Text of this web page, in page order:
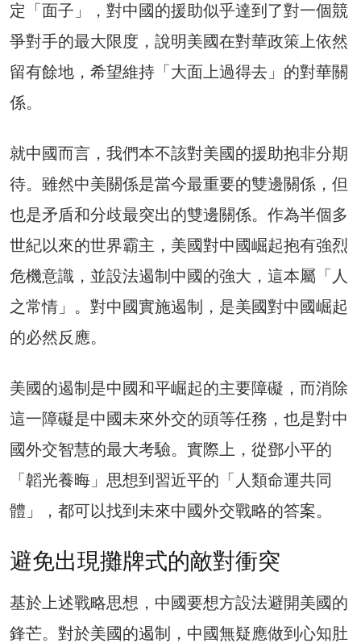
定「面子」，對中國的援助似乎達到了對一個競
爭對手的最大限度，說明美國在對華政策上依然
留有餘地，希望維持「大面上過得去」的對華關
係。
就中國而言，我們本不該對美國的援助抱非分期
待。雖然中美關係是當今最重要的雙邊關係，但
也是矛盾和分歧最突出的雙邊關係。作為半個多
世紀以來的世界霸主，美國對中國崛起抱有強烈
危機意識，並設法遏制中國的強大，這本屬「人
之常情」。對中國實施遏制，是美國對中國崛起
的必然反應。
美國的遏制是中國和平崛起的主要障礙，而消除
這一障礙是中國未來外交的頭等任務，也是對中
國外交智慧的最大考驗。實際上，從鄧小平的
「韜光養晦」思想到習近平的「人類命運共同
體」，都可以找到未來中國外交戰略的答案。
避免出現攤牌式的敵對衝突
基於上述戰略思想，中國要想方設法避開美國的
鋒芒。對於美國的遏制，中國無疑應做到心知肚